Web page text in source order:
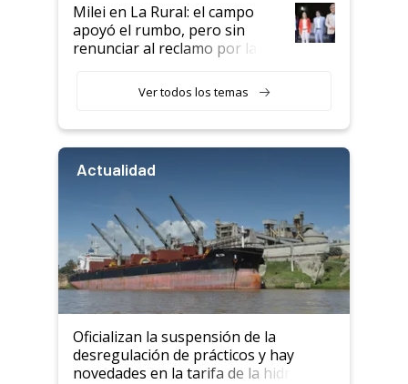
Milei en La Rural: el campo
apoyó el rumbo, pero sin
renunciar al reclamo por las
Ver todos los temas
Actualidad
Oficializan la suspensión de la
desregulación de prácticos y hay
novedades en la tarifa de la hidrovía